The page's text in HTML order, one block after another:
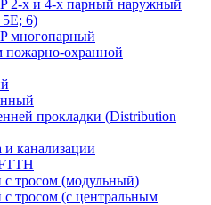
2-х и 4-х парный наружный
5Е; 6)
многопарный
пожарно-охранной
прокладки (Distribution
и канализации
с тросом (модульный)
тросом (с центральным